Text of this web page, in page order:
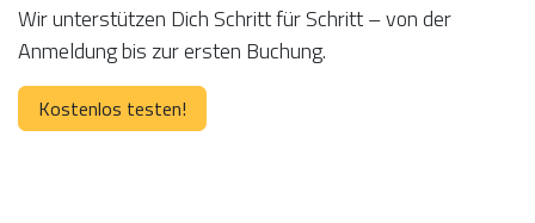
Wir unterstützen Dich Schritt für Schritt – von der
Anmeldung bis zur ersten Buchung.
Kostenlos testen!